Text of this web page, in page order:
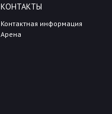
КОНТАКТЫ
Контактная информация
Арена